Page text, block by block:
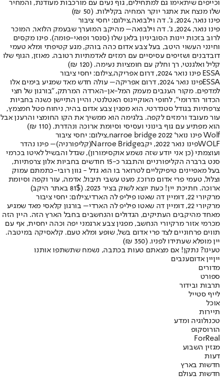
וכייפים שיתאימו גם למתחילים, גוף נעים עם מורכבות מעודנת, והמחיר
שלו מנצח את אתגר יוקר המחיה בקלילות. (50 ₪)
פינו נואר, 2024, ג'. דה וילבואה,צילום: יחסי ציבור
פינו נואר, 2024, ג'. דה וילבואה
– מהיקב המוערך שבעמק הלואר, המוכר
לרוב בזכות יינות הסוביניון בלאן שלו (סנסר ופואי-פומה). פינו מקסים
וחינני העשוי היטב, בעל צבע אדום כהה בוהק, מגע קטיפתי ומלא טעמי
דובדבנים ושזיפים עסיסיים עם רמזים לאדמתיות רטובה. מאוזן, הגוף שלו
קליל ואלגנטי, רך וחלק עם חומציות נעימה. (120 ₪)
ESSA פינו נואר 2024, דרום אפריקה,צילום: יחסי ציבור
ESSAפינו נואר 2024, דרום אפריקה
– עולה חדש מאד שמגיע בימים אלו
למדפים. מקור הענבים מעמק המל-אן-הארדה המרתק, "בורגון של חצי
הכדור הדרומי", לחופי האוקיינוס האטלנטי, והיין התיישן כשנה בחביות
צרפתיות בגודל סטנדרטי. הוא מפגין צבע אדום בהיר, ניחוח פטל חמצמץ,
עור מעובד ורמזים לקפה. בלגימה הוא ממשיך את הקו החומצי והרענן אבל
הוא מפתיע עם גוף בינוני ועסיסי וסיומת ארוכה ונהדרת. (110 ₪)
Wolf פינו נואר' narroe bridge 2022,צילום: יחסי ציבור
WOLFפינו נואר 2022, יקב Narroe Bridge(קליפורניה)– פינו נהדר
ועוצמתי (כן אני יודע שזה נשמע אוקסימורון), שגדל והבשיל לאיטו בכרמי
סנט ברברה הקליפורניים והתבגר כ-15 חודשים בחביות אלון צרפתיות,
בעל מאפיינים טיפיקליים לטרואר בו הוא גדל - גוון רובי-כתמתם עמוק
וצלול, טעמי פרי אדום מרוכז, מעט עשבי תיבול, אדמה, עור וקפה וסיומת
ארוכה. חתיכת יין! כעת יוצא לשוק בציר 2023. (81$ באתר היקב)
מרקיורי 22, דומיין דה שאטו פיליפ לה הארדי,צילום: יחסי ציבור
מרקיורי 22, דומיין דה שאטו פיליפ לה הארדי
– בורגון קלאסי מאד שמגיע
מאחד מהיקבים העתיקים, הגדולים והנחשבים בחבל הארץ הזה. היין הזה
מכרמי אזור מרקיורי הנחשב, מפגין צבע ארגמני יפה וכהה יחסית, אף עם
תווים פרחוניים לצד פרי אדום בשל, שופע ומלא טעם. קלאסיקה במיטבה.
יין מופלא שעתידו לפניו. (350 ₪)
טעינו? נתקן! אם מצאתם טעות בכתבה, נשמח שתשתפו אותנו
ייןיין אדוםענבים
מדורים
ספורט
תרבות ובידור
לייף סטייל
אוכל
תיירות
טכנולוגיה ומדע
הורוסקופ
ForReal
מגזין השבוע
דעות
חדשות בארץ
חדשות בעולם